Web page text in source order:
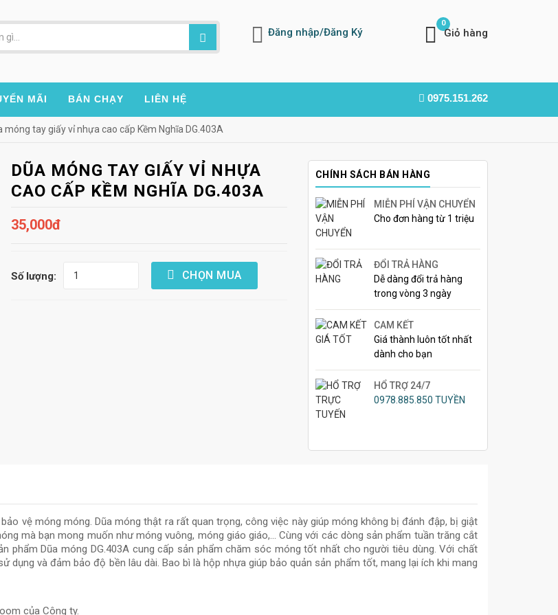
Đăng nhập/Đăng Ký
0
Giỏ hàng
MÃI BÁN CHẠY LIÊN HỆ 0975.151.262
móng tay giấy vỉ nhựa cao cấp Kềm Nghĩa DG.403A
DŨA MÓNG TAY GIẤY VỈ NHỰA
CAO CẤP KỀM NGHĨA DG.403A
35,000đ
Số lượng: CHỌN MUA
CHÍNH SÁCH BÁN HÀNG
MIỄN PHÍ VẬN CHUYỂN
Cho đơn hàng từ 1 triệu
ĐỔI TRẢ HÀNG
Dễ dàng đổi trả hàng
trong vòng 3 ngày
CAM KẾT
Giá thành luôn tốt nhất
dành cho bạn
HỔ TRỢ 24/7
0978.885.850 TUYỀN
vệ móng móng. Dũa móng thật ra rất quan trọng, công việc này giúp móng không bị đánh đập, bị giật
mà bạn mong muốn như móng vuông, móng giáo giáo,... Cùng với các dòng sản phẩm tuần trăng cắt
phẩm Dũa móng DG.403A cung cấp sản phẩm chăm sóc móng tốt nhất cho người tiêu dùng. Với chất
dụng và đảm bảo độ bền lâu dài. Bao bì là hộp nhựa giúp bảo quản sản phẩm tốt, mang lại ích khi mang
của Công ty.